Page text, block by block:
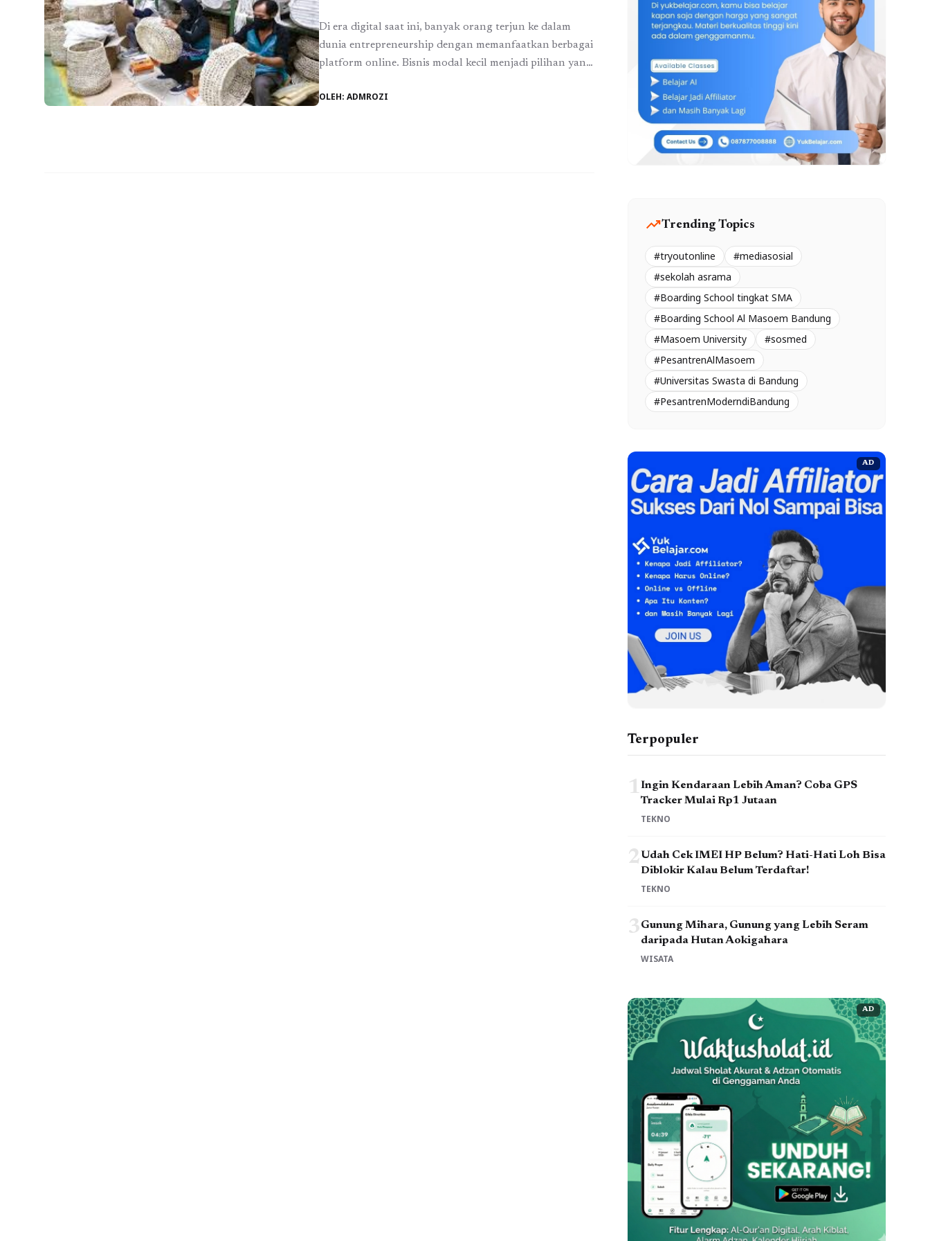
Di era digital saat ini, banyak orang terjun ke dalam
dunia entrepreneurship dengan memanfaatkan berbagai
platform online. Bisnis modal kecil menjadi pilihan yang
terbatas oleh dana. Salah satu pertanyaan yang sering
OLEH: ADMROZI
trending_upTrending Topics
#tryoutonline
#mediasosial
#sekolah asrama
#Boarding School tingkat SMA
#Boarding School Al Masoem Bandung
#Masoem University
#sosmed
#PesantrenAlMasoem
#Universitas Swasta di Bandung
#PesantrenModerndiBandung
AD
Terpopuler
1Ingin Kendaraan Lebih Aman? Coba GPS
Tracker Mulai Rp1 Jutaan
TEKNO
2Udah Cek IMEI HP Belum? Hati-Hati Loh Bisa
Diblokir Kalau Belum Terdaftar!
TEKNO
3Gunung Mihara, Gunung yang Lebih Seram
daripada Hutan Aokigahara
WISATA
AD